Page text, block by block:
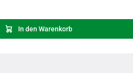
In den Warenkorb